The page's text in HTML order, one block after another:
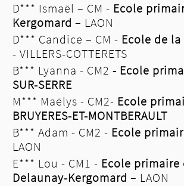
D*** Ismaël – CM - Ecole
Kergomard – LAON
D*** Candice – CM - Ecole de
- VILLERS-COTTERETS
B*** Lyanna - CM2 - Ecole
SUR-SERRE
M*** Maëlys - CM2- Ecole
BRUYERES-ET-MONTBERAULT
B*** Adam - CM2 - Ecole
LAON
E*** Lou - CM1 - Ecole primaire
Delaunay-Kergomard – LAON